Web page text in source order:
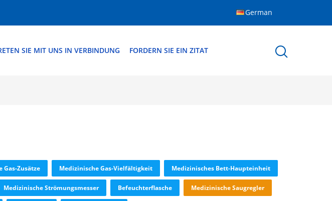
German
SIE MIT UNS IN VERBINDUNG FORDERN SIE EIN ZITAT
Gas-Zusätze Medizinische Gas-Vielfältigkeit Medizinisches Bett-Haupteinheit
Medizinische Strömungsmesser Befeuchterflasche Medizinische Saugregler